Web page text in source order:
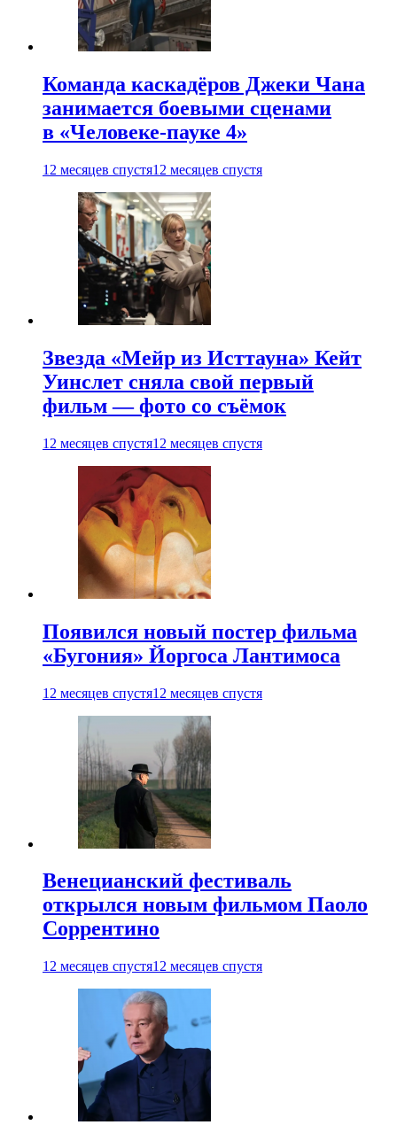
Команда каскадёров Джеки Чана
занимается боевыми сценами
в «Человеке-пауке 4»
12 месяцев спустя12 месяцев спустя
Звезда «Мейр из Исттауна» Кейт
Уинслет сняла свой первый
фильм — фото со съёмок
12 месяцев спустя12 месяцев спустя
Появился новый постер фильма
«Бугония» Йоргоса Лантимоса
12 месяцев спустя12 месяцев спустя
Венецианский фестиваль
открылся новым фильмом Паоло
Соррентино
12 месяцев спустя12 месяцев спустя